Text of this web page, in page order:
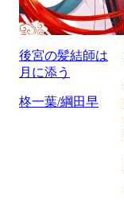
後宮の髪結師は
月に添う
柊一葉/綱田早